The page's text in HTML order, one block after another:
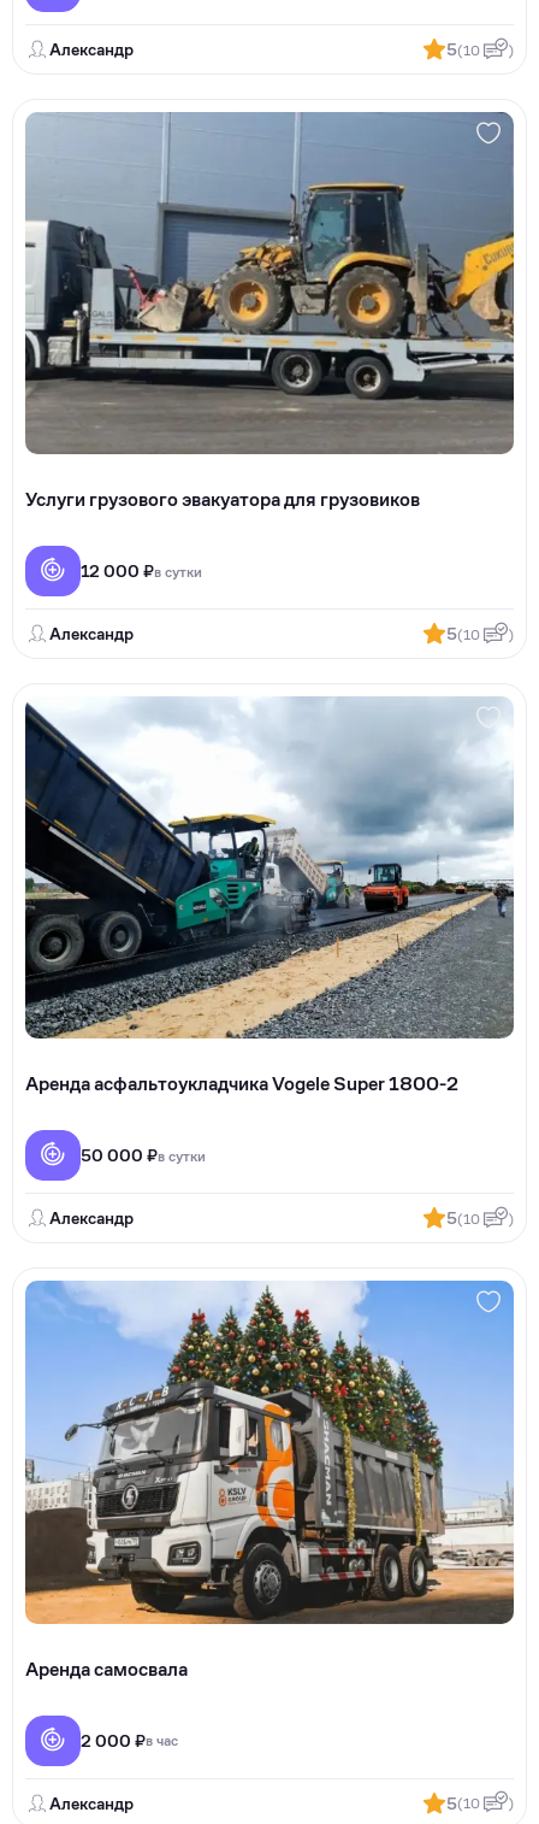
Александр 5(10 )
Услуги грузового эвакуатора для грузовиков
12 000 ₽в сутки
Александр 5(10 )
Аренда асфальтоукладчика Vogele Super 1800-2
50 000 ₽в сутки
Александр 5(10 )
Аренда самосвала
2 000 ₽в час
Александр 5(10 )